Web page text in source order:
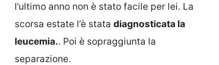
l’ultimo anno non è stato facile per lei. La
scorsa estate l’è stata diagnosticata la
leucemia.. Poi è sopraggiunta la
separazione.